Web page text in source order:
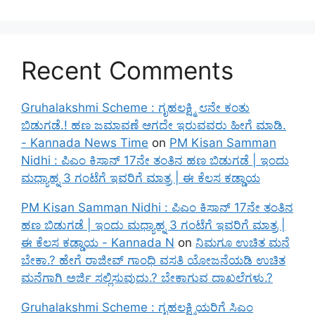
Recent Comments
Gruhalakshmi Scheme : ಗೃಹಲಕ್ಷ್ಮಿ ೮ನೇ ಕಂತು
ಬಿಡುಗಡೆ.! ಹಣ ಜಮಾವಣೆ ಆಗದೇ ಇರುವವರು ಹೀಗೆ ಮಾಡಿ.
- Kannada News Time on PM Kisan Samman
Nidhi : ಪಿಎಂ ಕಿಸಾನ್ 17ನೇ ತಂತಿನ ಹಣ ಬಿಡುಗಡೆ | ಇಂದು
ಮಧ್ಯಾಹ್ನ 3 ಗಂಟೆಗೆ ಇವರಿಗೆ ಮಾತ್ರ | ಈ ಕೆಲಸ ಕಡ್ಡಾಯ
PM Kisan Samman Nidhi : ಪಿಎಂ ಕಿಸಾನ್ 17ನೇ ತಂತಿನ
ಹಣ ಬಿಡುಗಡೆ | ಇಂದು ಮಧ್ಯಾಹ್ನ 3 ಗಂಟೆಗೆ ಇವರಿಗೆ ಮಾತ್ರ |
ಈ ಕೆಲಸ ಕಡ್ಡಾಯ - Kannada N on ನಿಮಗೂ ಉಚಿತ ಮನೆ
ಬೇಕಾ.? ಹೇಗೆ ರಾಜೀವ್ ಗಾಂಧಿ ವಸತಿ ಯೋಜನೆಯಡಿ ಉಚಿತ
ಮನೆಗಾಗಿ ಅರ್ಜಿ ಸಲ್ಲಿಸುವುದು.? ಬೇಕಾಗುವ ದಾಖಲೆಗಳು.?
Gruhalakshmi Scheme : ಗೃಹಲಕ್ಷ್ಮಿಯರಿಗೆ ಸಿಎಂ